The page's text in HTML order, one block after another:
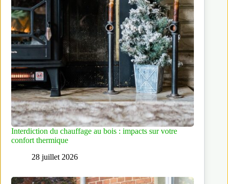
Interdiction du chauffage au bois : impacts sur votre
confort thermique
28 juillet 2026